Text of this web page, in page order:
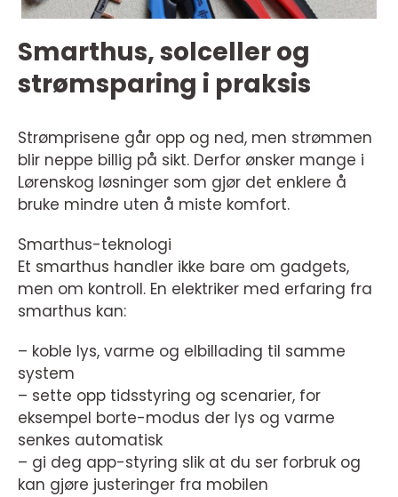
Smarthus, solceller og
strømsparing i praksis
Strømprisene går opp og ned, men strømmen
blir neppe billig på sikt. Derfor ønsker mange i
Lørenskog løsninger som gjør det enklere å
bruke mindre uten å miste komfort.
Smarthus-teknologi
Et smarthus handler ikke bare om gadgets,
men om kontroll. En elektriker med erfaring fra
smarthus kan:
– koble lys, varme og elbillading til samme
system
– sette opp tidsstyring og scenarier, for
eksempel borte-modus der lys og varme
senkes automatisk
– gi deg app-styring slik at du ser forbruk og
kan gjøre justeringer fra mobilen